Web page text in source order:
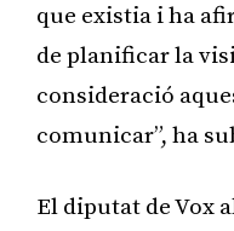
que existia i ha
de planificar la
consideració
comunicar”, ha
El diputat de Vox